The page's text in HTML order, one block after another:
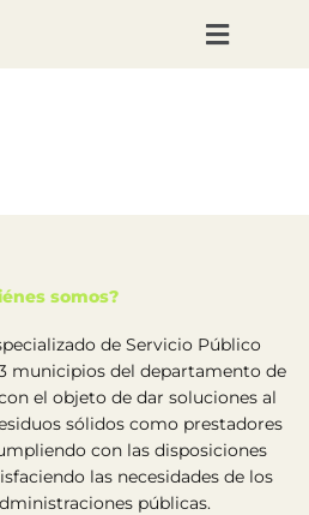
somos?
de Servicio Público
municipios del departamento de
el objeto de dar soluciones al
sólidos como prestadores
con las disposiciones
las necesidades de los
públicas.